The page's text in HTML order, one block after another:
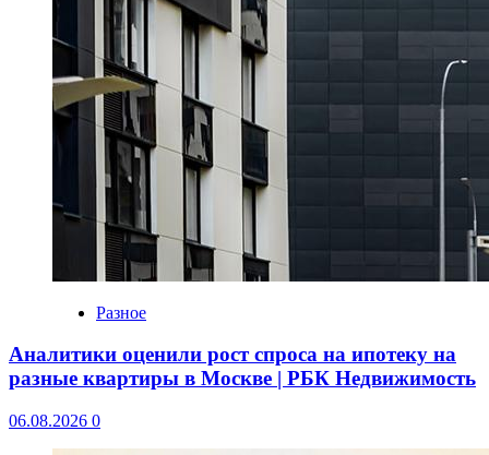
Разное
Аналитики оценили рост спроса на ипотеку на
разные квартиры в Москве | РБК Недвижимость
06.08.2026 0